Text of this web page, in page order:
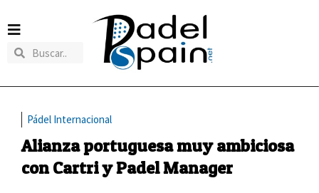
Pádel Internacional
Alianza portuguesa muy ambiciosa
con Cartri y Padel Manager